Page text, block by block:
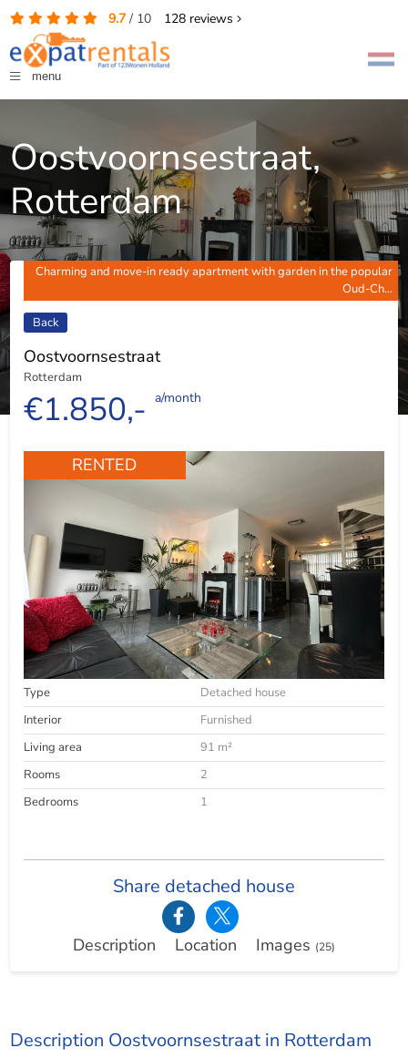
9.7/ 10 128reviews
menu
Oostvoornsestraat,
Rotterdam
Charming and move-in ready apartment with garden in the popular
Oud-Ch...
Back
Oostvoornsestraat
Rotterdam
€1.850,- a/month
RENTED
Type
Detached house
Interior
Furnished
Living area
91 m²
Rooms
2
Bedrooms
1
Share detached house
Description Location Images (25)
Description Oostvoornsestraat in Rotterdam